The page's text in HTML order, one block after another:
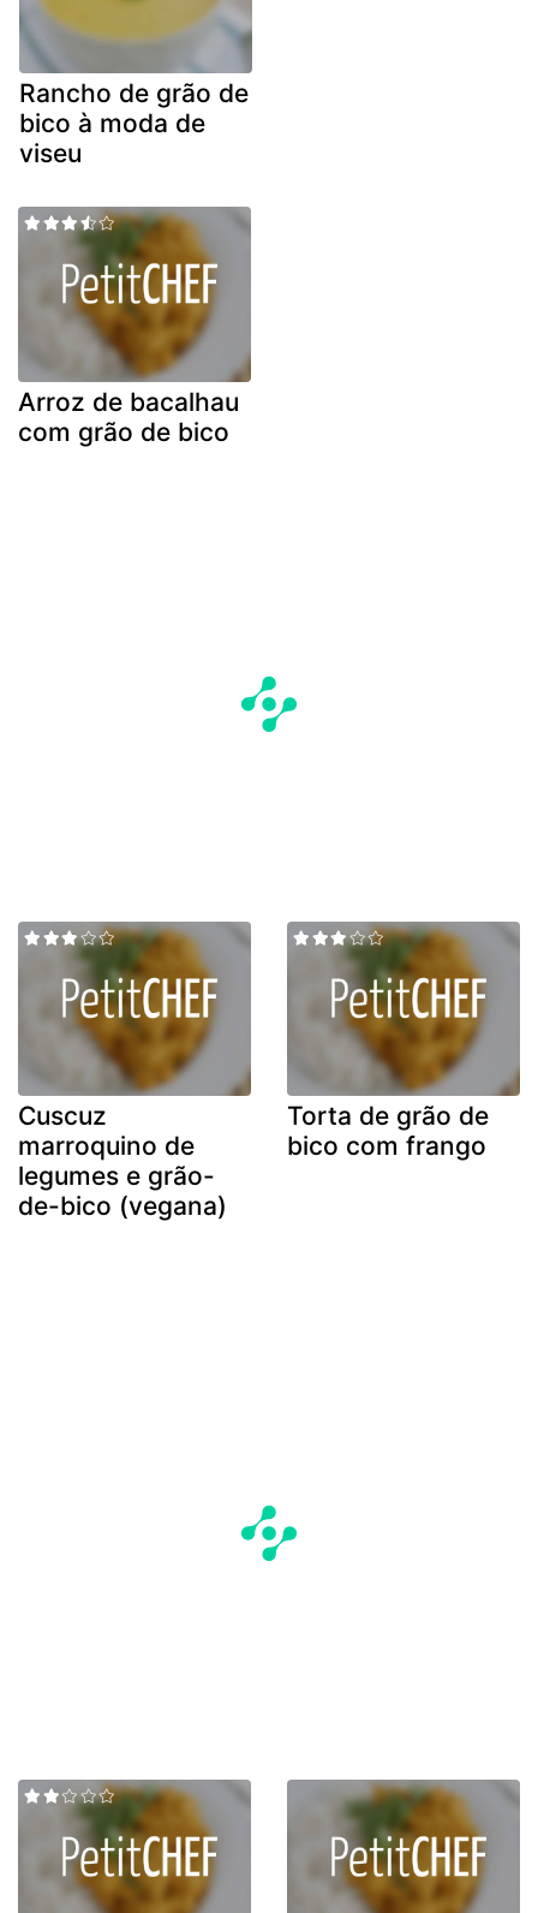
Rancho de grão de
bico à moda de
viseu
Arroz de bacalhau
com grão de bico
Cuscuz
marroquino de
legumes e grão-
de-bico (vegana)
Torta de grão de
bico com frango